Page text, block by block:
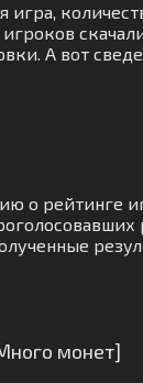
игра,
А вот
о рейтинге
монет]